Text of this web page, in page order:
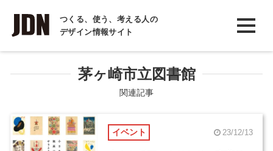
つくる、使う、考える人の
デザイン情報サイト
INTERVIEW
インタビュー
REPORT
COLUMN
コラム
茅ヶ崎市立図書館
関連記事
イベント 23/12/13